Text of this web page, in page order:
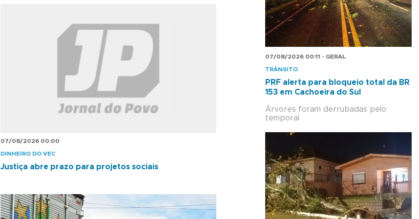
07/08/2026 00:00
DINHEIRO DO VEC
Justiça abre prazo para projetos sociais
07/08/2026 00:11 - GERAL
TRÂNSITO
PRF alerta para bloqueio total da BR
153 em Cachoeira do Sul
Árvores foram derrubadas pelo
temporal